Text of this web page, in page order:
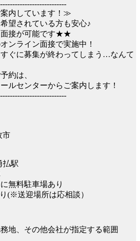
内しています！≫
望されている方も安心♪
面接が可能です★★
ンライン面接で実施中！
ぐに募集が終わってしまう…なんて
約は、
ルセンターからご案内します！
市
払駅
無料駐車場あり
(※送迎場所は応相談）
地、その他会社が指定する範囲